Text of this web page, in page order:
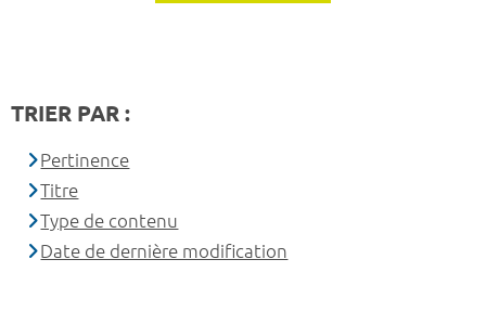
TRIER PAR :
Pertinence
Titre
Type de contenu
Date de dernière modification